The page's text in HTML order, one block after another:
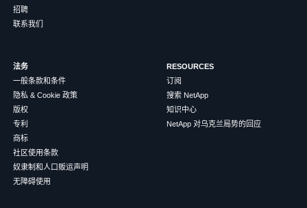
招聘
联系我们
法务
一般条款和条件
隐私 & Cookie 政策
版权
专利
商标
社区使用条款
奴隶制和人口贩运声明
无障碍使用
RESOURCES
订阅
搜索 NetApp
知识中心
NetApp 对乌克兰局势的回应